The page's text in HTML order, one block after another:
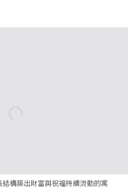
構築出財富與祝福持續流動的寓